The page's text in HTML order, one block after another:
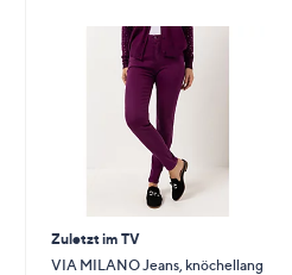
Zuletzt im TV
VIA MILANO Jeans, knöchellang